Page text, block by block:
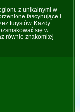
z unikalnymi w
fascynujące i
turystów. Każdy
się w
równie znakomitej